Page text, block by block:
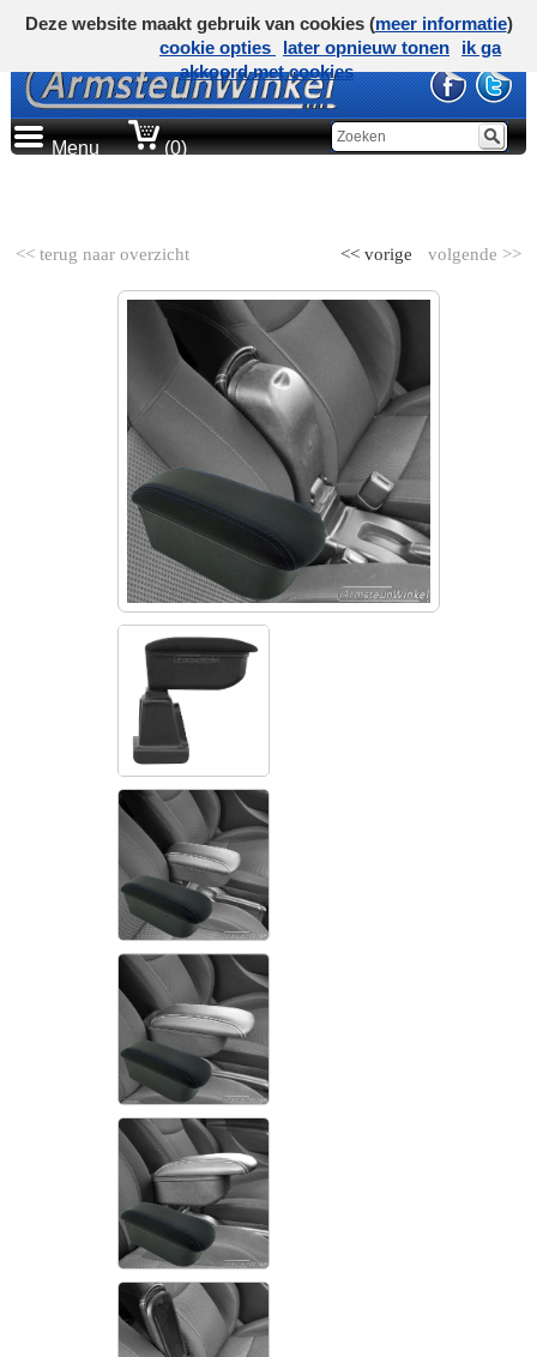
Menu (0)
<< terug naar overzicht volgende >>
<< vorige
Deze website maakt gebruik van cookies (meer informatie)
cookie opties
later opnieuw tonen
ik ga
akkoord met cookies